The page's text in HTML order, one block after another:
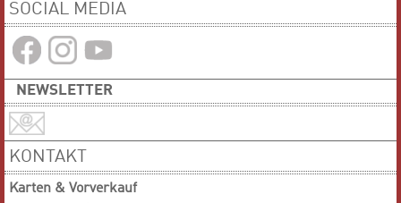
SOCIAL MEDIA
NEWSLETTER
KONTAKT
Karten & Vorverkauf